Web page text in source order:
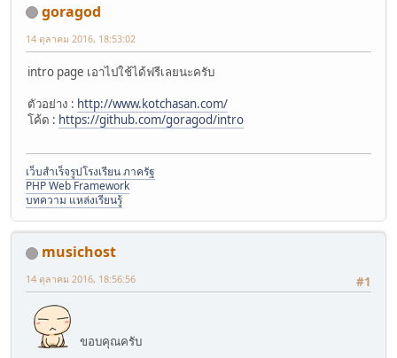
goragod
14 ตุลาคม 2016, 18:53:02
intro page เอาไปใช้ได้ฟรีเลยนะครับ
ตัวอย่าง : http://www.kotchasan.com/
โค้ด : https://github.com/goragod/intro
เว็บสำเร็จรูปโรงเรียน ภาครัฐ
PHP Web Framework
บทความ แหล่งเรียนรู้
musichost
#1
14 ตุลาคม 2016, 18:56:56
ขอบคุณครับ